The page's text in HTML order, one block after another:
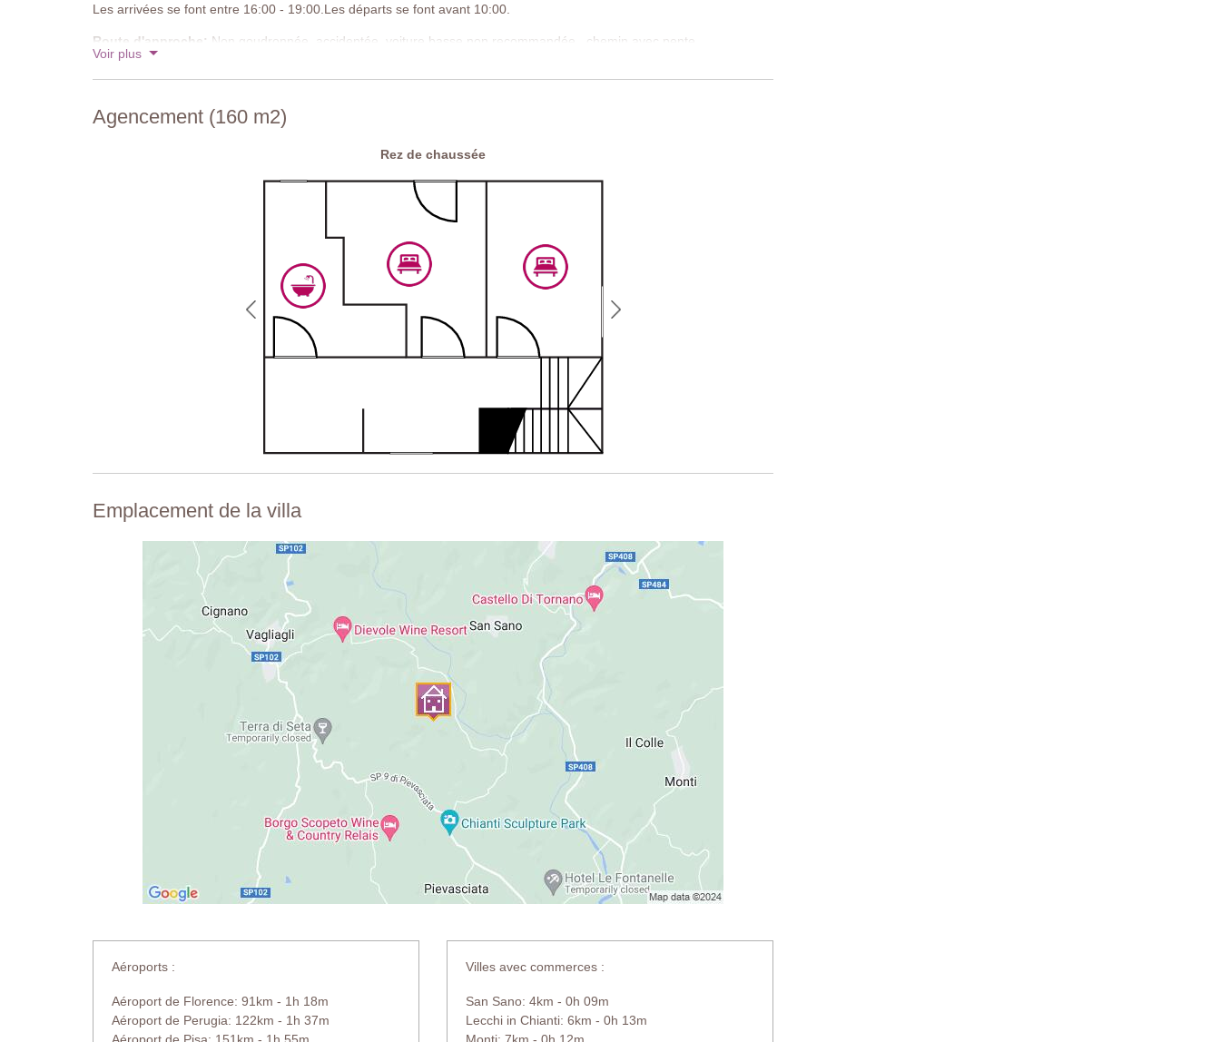
Les arrivées se font entre 16:00 - 19:00.Les départs se font avant 10:00.
Route d'approche: Non goudronnée, accidentée, voiture basse non recommandée , chemin avec pente ,
conducteurs expérimentés recommandés
Code national d'identification:IT052006C2FE7AFJFP
Voir plus
Agencement (160 m2)
Rez de chaussée
Emplacement de la villa
Aéroports :
Aéroport de Florence: 91km - 1h 18m
Aéroport de Perugia: 122km - 1h 37m
Aéroport de Pisa: 151km - 1h 55m
Villes avec commerces :
San Sano: 4km - 0h 09m
Lecchi in Chianti: 6km - 0h 13m
Monti: 7km - 0h 12m